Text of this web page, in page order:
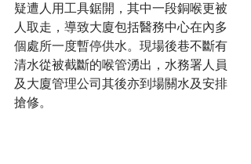
疑遭人用工具鋸開，其中一段銅喉更被
人取走，導致大廈包括醫務中心在內多
個處所一度暫停供水。現場後巷不斷有
清水從被截斷的喉管湧出，水務署人員
及大廈管理公司其後亦到場關水及安排
搶修。